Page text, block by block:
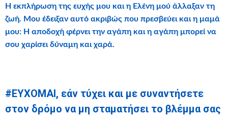
Η εκπλήρωση της ευχής μου και η Ελένη μού άλλαξαν τη
ζωή. Μου έδειξαν αυτό ακριβώς που πρεσβεύει και η μαμά
μου: Η αποδοχή φέρνει την αγάπη και η αγάπη μπορεί να
σου χαρίσει δύναμη και χαρά.
#ΕΥΧΟΜΑΙ, εάν τύχει και με συναντήσετε
στον δρόμο να μη σταματήσει το βλέμμα σας